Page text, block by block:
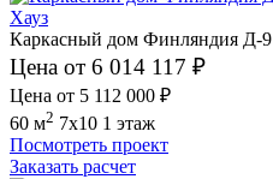
Каркасный дом Финляндия Д-9
Цена от 6 014 117 ₽
Цена от 5 112 000 ₽
60 м2 7x10 1 этаж
Посмотреть проект
Заказать расчет